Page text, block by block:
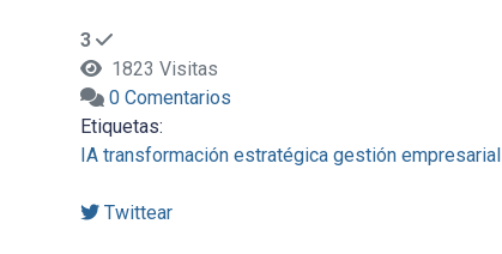
3
1823 Visitas
0 Comentarios
Etiquetas:
IA transformación estratégica gestión empresarial
Twittear